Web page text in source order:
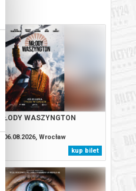
MŁODY WASZYNGTON
06.08.2026, Wrocław
kup bilet